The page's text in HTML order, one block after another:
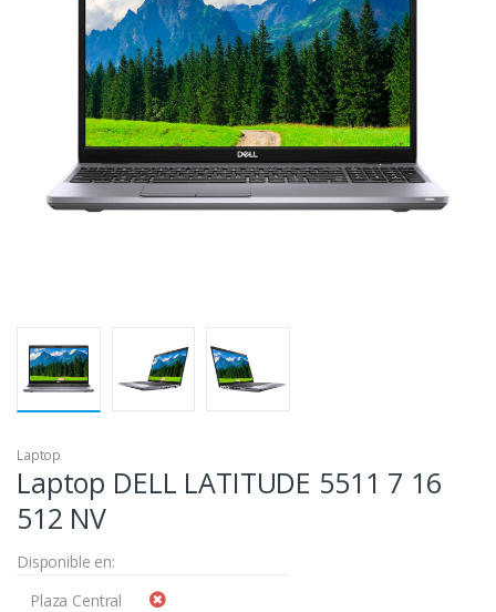
Laptop
Laptop DELL LATITUDE 5511 7 16
512 NV
Disponible en:
Plaza Central